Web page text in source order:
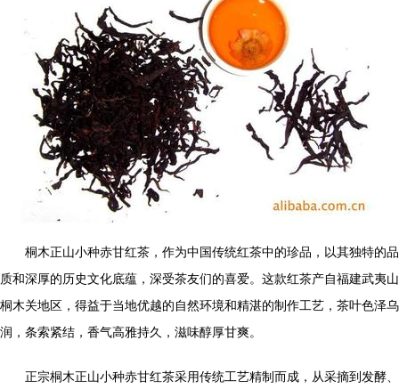
桐木正山小种赤甘红茶，作为中国传统红茶中的珍品，以其独特的品
质和深厚的历史文化底蕴，深受茶友们的喜爱。这款红茶产自福建武夷山
桐木关地区，得益于当地优越的自然环境和精湛的制作工艺，茶叶色泽乌
润，条索紧结，香气高雅持久，滋味醇厚甘爽。
正宗桐木正山小种赤甘红茶采用传统工艺精制而成，从采摘到发酵、